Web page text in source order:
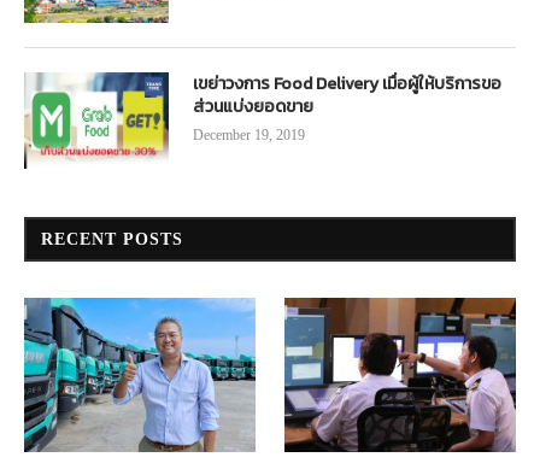
เขย่าวงการ Food Delivery เมื่อผู้ให้บริการขอ
ส่วนแบ่งยอดขาย
December 19, 2019
RECENT POSTS